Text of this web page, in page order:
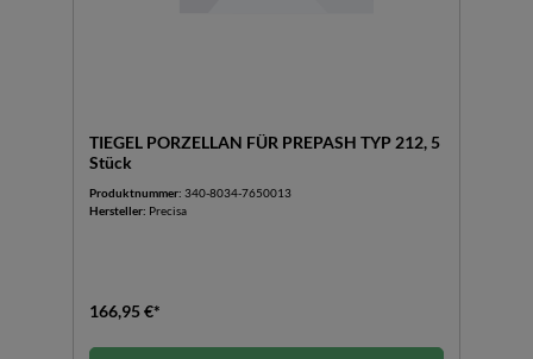
TIEGEL PORZELLAN FÜR PREPASH TYP 212, 5
Stück
Produktnummer: 340-8034-7650013
Hersteller: Precisa
166,95 €*